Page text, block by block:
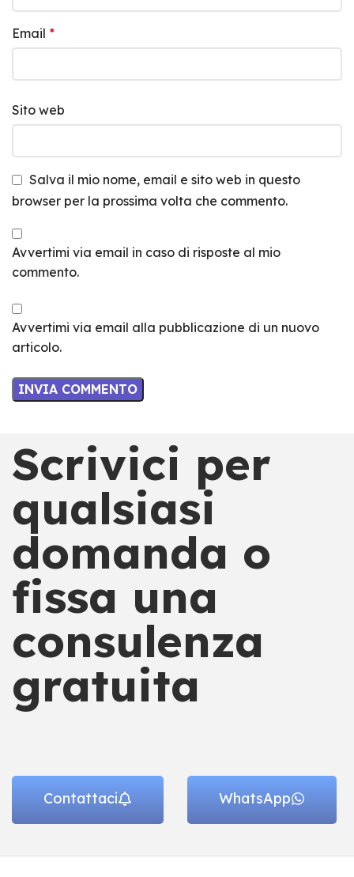
Email *
Sito web
Salva il mio nome, email e sito web in questo
browser per la prossima volta che commento.
Avvertimi via email in caso di risposte al mio
commento.
Avvertimi via email alla pubblicazione di un nuovo
articolo.
Scrivici per
qualsiasi
domanda o
fissa una
consulenza
gratuita
Contattaci WhatsApp